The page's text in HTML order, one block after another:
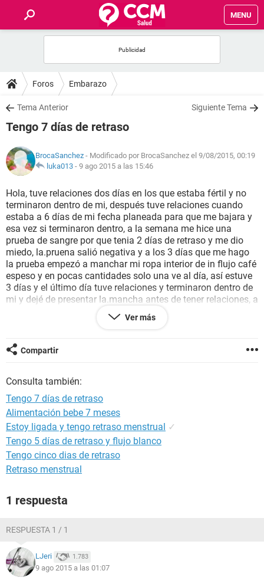
MENU
FOROS
SALUD
FAMILIA
NUTRICIÓN
BIENESTAR
SEXUALIDAD
GLOSARIO
Foros Embarazo
Tema Anterior Siguiente Tema
Tengo 7 días de retraso
BrocaSanchez - Modificado por BrocaSanchez el 9/08/2015, 00:19
luka013 - 9 ago 2015 a las 15:46
Hola, tuve relaciones dos días en los que estaba fértil y no
terminaron dentro de mi, después tuve relaciones cuando
estaba a 6 días de mi fecha planeada para que me bajara y
esa vez si terminaron dentro, a la semana me hice una
prueba de sangre por que tenia 2 días de retraso y me dio
miedo, la.pruena salió negativa y a los 3 días que me hago
la prueba empezó a manchar mi ropa interior de in flujo café
espeso y en pocas cantidades solo una ve al día, así estuve
3 días y el último día tuve relaciones y terminaron dentro de
mi y dejé de presentar la.mancha antes de tener relaciones, a
los dos días de dejé de manchar y de mi última vez volví a
tener relaciones y terminaron dentro, ahora tengo 7 días de
manchas me dolian las piernas, tenia el humor.muy
inestable y me comenzaron a doler los pezones, ahora ya no
que hago? Hay posibilidad de que esté embarazada?
Ver más
Compartir
Consulta también:
Tengo 7 días de retraso
Alimentación bebe 7 meses
Estoy ligada y tengo retraso menstrual ✓
Tengo 5 días de retraso y flujo blanco
Tengo cinco dias de retraso
Retraso menstrual
1 respuesta
RESPUESTA 1 / 1
LJeri 1.783
9 ago 2015 a las 01:07